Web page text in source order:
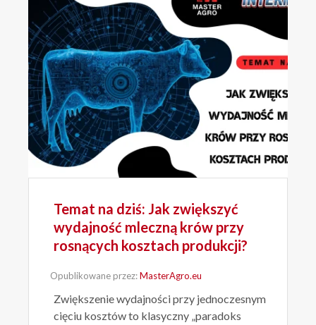
Temat na dziś: Jak zwiększyć
wydajność mleczną krów przy
rosnących kosztach produkcji?
Opublikowane przez:MasterAgro.eu
Zwiększenie wydajności przy jednoczesnym
cięciu kosztów to klasyczny „paradoks